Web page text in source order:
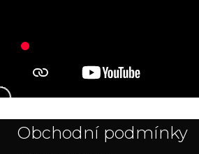
Obchodní podmínky